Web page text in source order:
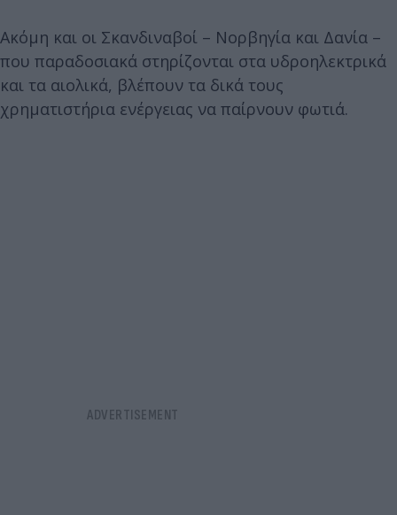
Ακόμη και οι Σκανδιναβοί – Νορβηγία και Δανία –
που παραδοσιακά στηρίζονται στα υδροηλεκτρικά
και τα αιολικά, βλέπουν τα δικά τους
χρηματιστήρια ενέργειας να παίρνουν φωτιά.